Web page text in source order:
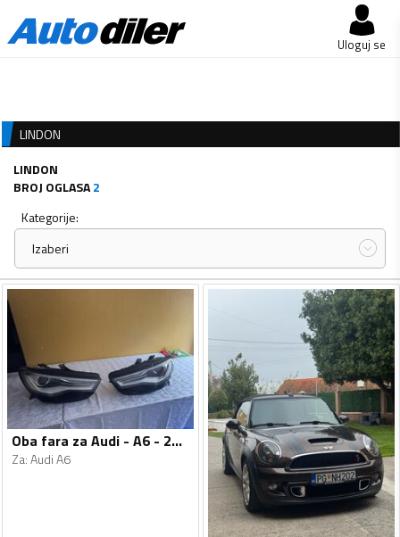
Uloguj se
LINDON
LINDON
BROJ OGLASA2
Kategorije:
Izaberi
Oba fara za Audi - A6 - 2016
Za:Audi A6